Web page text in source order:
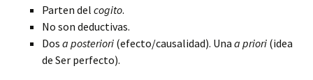
Parten del cogito.
No son deductivas.
Dos a posteriori (efecto/causalidad). Una a priori (idea
de Ser perfecto).